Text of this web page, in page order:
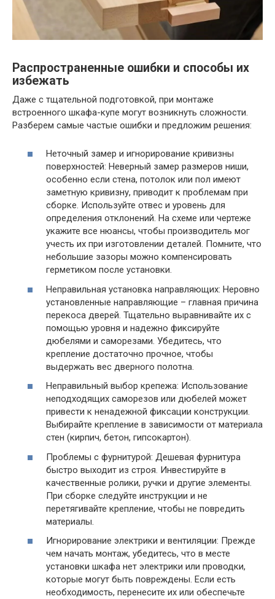
Распространенные ошибки и способы их
избежать
Даже с тщательной подготовкой, при монтаже
встроенного шкафа-купе могут возникнуть сложности.
Разберем самые частые ошибки и предложим решения:
Неточный замер и игнорирование кривизны
поверхностей: Неверный замер размеров ниши,
особенно если стена, потолок или пол имеют
заметную кривизну, приводит к проблемам при
сборке. Используйте отвес и уровень для
определения отклонений. На схеме или чертеже
укажите все нюансы, чтобы производитель мог
учесть их при изготовлении деталей. Помните, что
небольшие зазоры можно компенсировать
герметиком после установки.
Неправильная установка направляющих: Неровно
установленные направляющие – главная причина
перекоса дверей. Тщательно выравнивайте их с
помощью уровня и надежно фиксируйте
дюбелями и саморезами. Убедитесь, что
крепление достаточно прочное, чтобы
выдержать вес дверного полотна.
Неправильный выбор крепежа: Использование
неподходящих саморезов или дюбелей может
привести к ненадежной фиксации конструкции.
Выбирайте крепление в зависимости от материала
стен (кирпич, бетон, гипсокартон).
Проблемы с фурнитурой: Дешевая фурнитура
быстро выходит из строя. Инвестируйте в
качественные ролики, ручки и другие элементы.
При сборке следуйте инструкции и не
перетягивайте крепление, чтобы не повредить
материалы.
Игнорирование электрики и вентиляции: Прежде
чем начать монтаж, убедитесь, что в месте
установки шкафа нет электрики или проводки,
которые могут быть повреждены. Если есть
необходимость, перенесите их или обеспечьте